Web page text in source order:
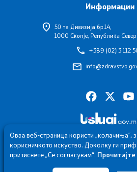
Информации
50 та Дивизија бр.14,
1000 Скопје, Република
+389 (02) 3 112
Оваа веб-страница користи „колачиња“,
корисничкото искуство. Доколку ги
притиснете „Се согласувам“. Прочитајте